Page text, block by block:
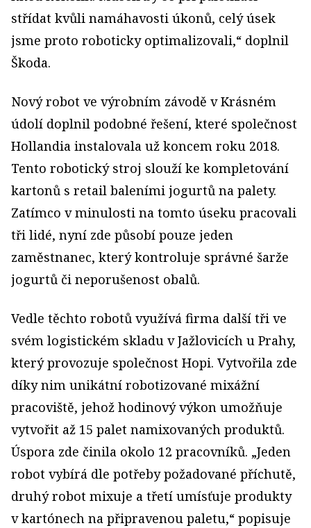
střídat kvůli namáhavosti úkonů, celý úsek
jsme proto roboticky optimalizovali,“ doplnil
Škoda.
Nový robot ve výrobním závodě v Krásném
údolí doplnil podobné řešení, které společnost
Hollandia instalovala už koncem roku 2018.
Tento robotický stroj slouží ke kompletování
kartonů s retail baleními jogurtů na palety.
Zatímco v minulosti na tomto úseku pracovali
tři lidé, nyní zde působí pouze jeden
zaměstnanec, který kontroluje správné šarže
jogurtů či neporušenost obalů.
Vedle těchto robotů využívá firma další tři ve
svém logistickém skladu v Jažlovicích u Prahy,
který provozuje společnost Hopi. Vytvořila zde
díky nim unikátní robotizované mixážní
pracoviště, jehož hodinový výkon umožňuje
vytvořit až 15 palet namixovaných produktů.
Úspora zde činila okolo 12 pracovníků. „Jeden
robot vybírá dle potřeby požadované příchutě,
druhý robot mixuje a třetí umísťuje produkty
v kartónech na připravenou paletu,“ popisuje